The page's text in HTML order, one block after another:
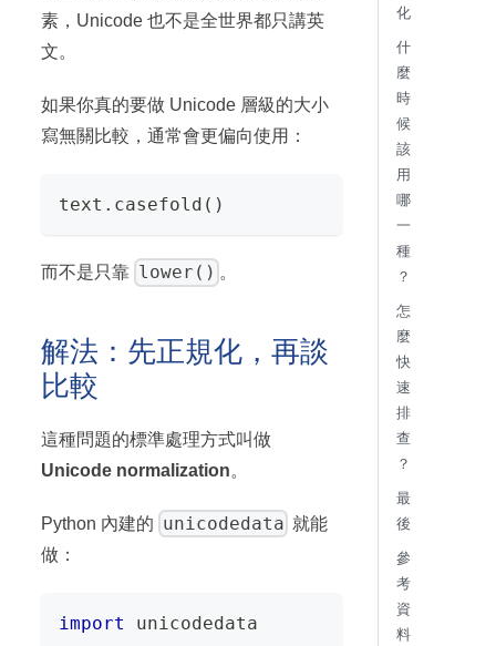
素，Unicode 也不是全世界都只講英
文。
如果你真的要做 Unicode 層級的大小
寫無關比較，通常會更偏向使用：
text . casefold ( )
而不是只靠 lower() 。
解法：先正規化，再談
比較
這種問題的標準處理方式叫做
Unicode normalization。
Python 內建的 unicodedata 就能
做：
import unicodedata
化
什
麼
時
候
該
用
哪
一
種
？
怎
麼
快
速
排
查
？
最
後
參
考
資
料